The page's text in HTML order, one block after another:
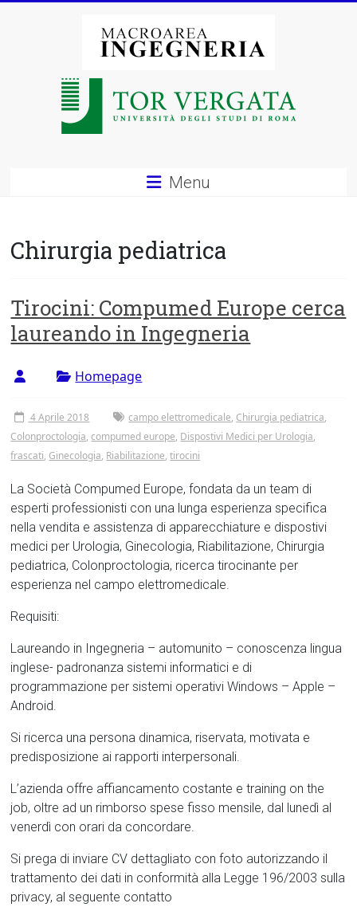
Macroarea
degli
di
Roma
Tor
Vergata
Menu
Chirurgia pediatrica
Tirocini: Compumed Europe cerca
laureando in Ingegneria
Homepage
4 Aprile 2018 campo elettromedicale, Chirurgia pediatrica,
Colonproctologia,compumed europe, Dispostivi Medici per Urologia,
frascati, Ginecologia, Riabilitazione,tirocini
La Società Compumed Europe, fondata da un team di
esperti professionisti con una lunga esperienza specifica
nella vendita e assistenza di apparecchiature e dispostivi
medici per Urologia, Ginecologia, Riabilitazione, Chirurgia
pediatrica, Colonproctologia, ricerca tirocinante per
esperienza nel campo elettromedicale.
Requisiti:
Laureando in Ingegneria – automunito – conoscenza lingua
inglese- padronanza sistemi informatici e di
programmazione per sistemi operativi Windows – Apple –
Android.
Si ricerca una persona dinamica, riservata, motivata e
predisposizione ai rapporti interpersonali.
L’azienda offre affiancamento costante e training on the
job, oltre ad un rimborso spese fisso mensile, dal lunedì al
venerdì con orari da concordare.
Si prega di inviare CV dettagliato con foto autorizzando il
trattamento dei dati in conformità alla Legge 196/2003 sulla
privacy, al seguente contatto